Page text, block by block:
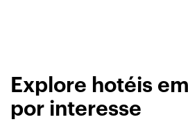
Explore hotéis
por interesse